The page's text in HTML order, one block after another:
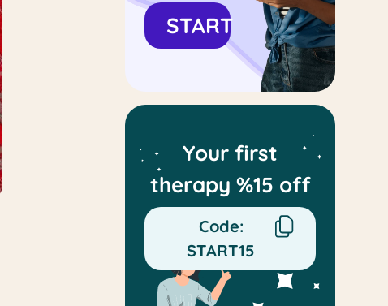
START
Your first
therapy %15 off
Code:
START15